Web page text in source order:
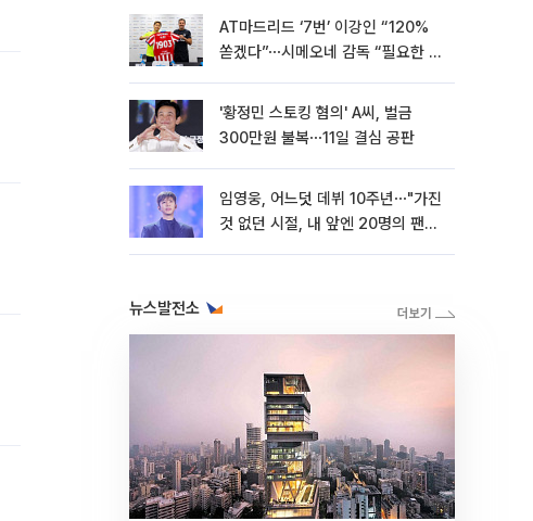
AT마드리드 ‘7번’ 이강인 “120%
쏟겠다”⋯시메오네 감독 “필요한 선
'황정민 스토킹 혐의' A씨, 벌금
300만원 불복⋯11일 결심 공판
임영웅, 어느덧 데뷔 10주년⋯"가진
것 없던 시절, 내 앞엔 20명의 팬
뉴스발전소